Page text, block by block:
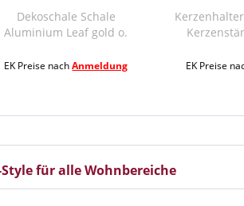
für alle Wohnbereiche
o.
Kerzenhalter Teelichthalter
Kerzenständer Moon...
EK Preise nach Anmeldung